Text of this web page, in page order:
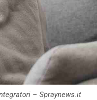
– Spraynews.it